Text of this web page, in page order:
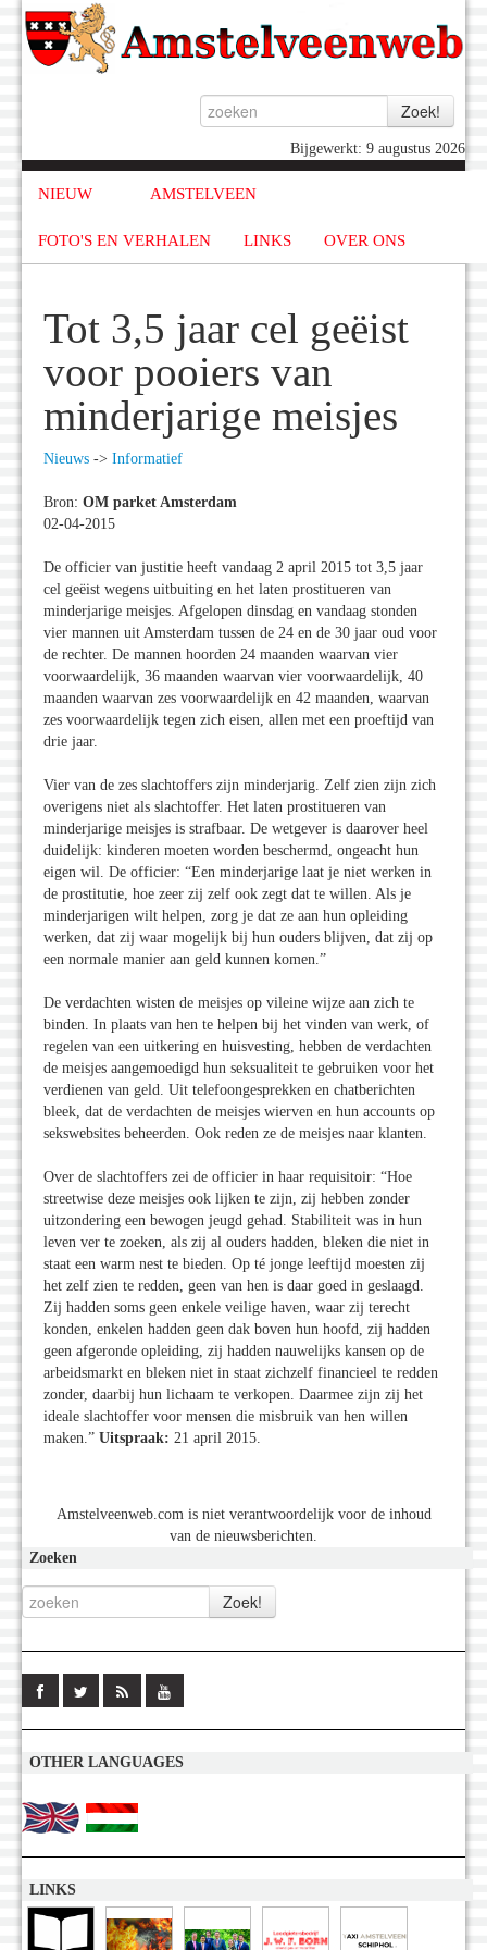
Bijgewerkt: 9 augustus 2026
NIEUW AMSTELVEEN
FOTO'S EN VERHALEN LINKS OVER ONS
Tot 3,5 jaar cel geëist
voor pooiers van
minderjarige meisjes
Nieuws -> Informatief
Bron: OM parket Amsterdam
02-04-2015
De officier van justitie heeft vandaag 2 april 2015 tot 3,5 jaar
cel geëist wegens uitbuiting en het laten prostitueren van
minderjarige meisjes. Afgelopen dinsdag en vandaag stonden
vier mannen uit Amsterdam tussen de 24 en de 30 jaar oud voor
de rechter. De mannen hoorden 24 maanden waarvan vier
voorwaardelijk, 36 maanden waarvan vier voorwaardelijk, 40
maanden waarvan zes voorwaardelijk en 42 maanden, waarvan
zes voorwaardelijk tegen zich eisen, allen met een proeftijd van
drie jaar.
Vier van de zes slachtoffers zijn minderjarig. Zelf zien zijn zich
overigens niet als slachtoffer. Het laten prostitueren van
minderjarige meisjes is strafbaar. De wetgever is daarover heel
duidelijk: kinderen moeten worden beschermd, ongeacht hun
eigen wil. De officier: “Een minderjarige laat je niet werken in
de prostitutie, hoe zeer zij zelf ook zegt dat te willen. Als je
minderjarigen wilt helpen, zorg je dat ze aan hun opleiding
werken, dat zij waar mogelijk bij hun ouders blijven, dat zij op
een normale manier aan geld kunnen komen.”
De verdachten wisten de meisjes op vileine wijze aan zich te
binden. In plaats van hen te helpen bij het vinden van werk, of
regelen van een uitkering en huisvesting, hebben de verdachten
de meisjes aangemoedigd hun seksualiteit te gebruiken voor het
verdienen van geld. Uit telefoongesprekken en chatberichten
bleek, dat de verdachten de meisjes wierven en hun accounts op
sekswebsites beheerden. Ook reden ze de meisjes naar klanten.
Over de slachtoffers zei de officier in haar requisitoir: “Hoe
streetwise deze meisjes ook lijken te zijn, zij hebben zonder
uitzondering een bewogen jeugd gehad. Stabiliteit was in hun
leven ver te zoeken, als zij al ouders hadden, bleken die niet in
staat een warm nest te bieden. Op té jonge leeftijd moesten zij
het zelf zien te redden, geen van hen is daar goed in geslaagd.
Zij hadden soms geen enkele veilige haven, waar zij terecht
konden, enkelen hadden geen dak boven hun hoofd, zij hadden
geen afgeronde opleiding, zij hadden nauwelijks kansen op de
arbeidsmarkt en bleken niet in staat zichzelf financieel te redden
zonder, daarbij hun lichaam te verkopen. Daarmee zijn zij het
ideale slachtoffer voor mensen die misbruik van hen willen
maken.” Uitspraak: 21 april 2015.
Amstelveenweb.com is niet verantwoordelijk voor de inhoud
van de nieuwsberichten.
Zoeken
OTHER LANGUAGES
LINKS